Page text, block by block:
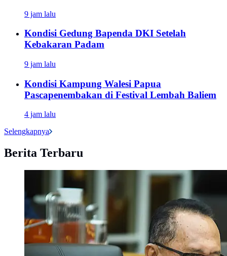
9 jam lalu
Kondisi Gedung Bapenda DKI Setelah
Kebakaran Padam
9 jam lalu
Kondisi Kampung Walesi Papua
Pascapenembakan di Festival Lembah Baliem
4 jam lalu
Selengkapnya
Berita Terbaru